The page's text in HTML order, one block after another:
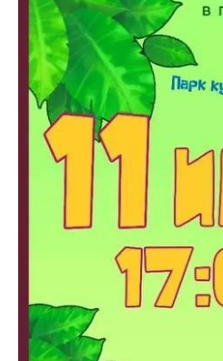
Войти
Инвесторам
Особо охраняемые
природные территории